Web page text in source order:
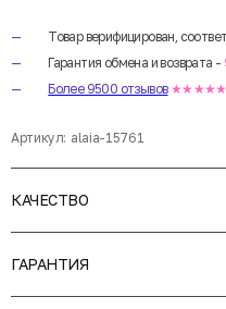
Товар верифицирован,
Гарантия обмена и возврата -
Более 9500 отзывов ★★★★★
Артикул: alaia-15761
КАЧЕСТВО
ГАРАНТИЯ